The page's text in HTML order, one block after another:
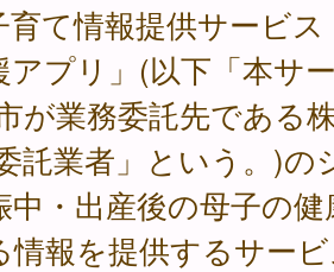
て情報提供サービ
アプリ」(以下「本サ
が業務委託先である
託業者」という。)の
中・出産後の母子の
情報を提供するサー